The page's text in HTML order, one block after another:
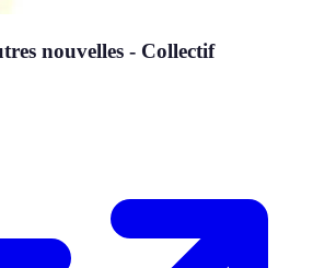
nouvelles - Collectif